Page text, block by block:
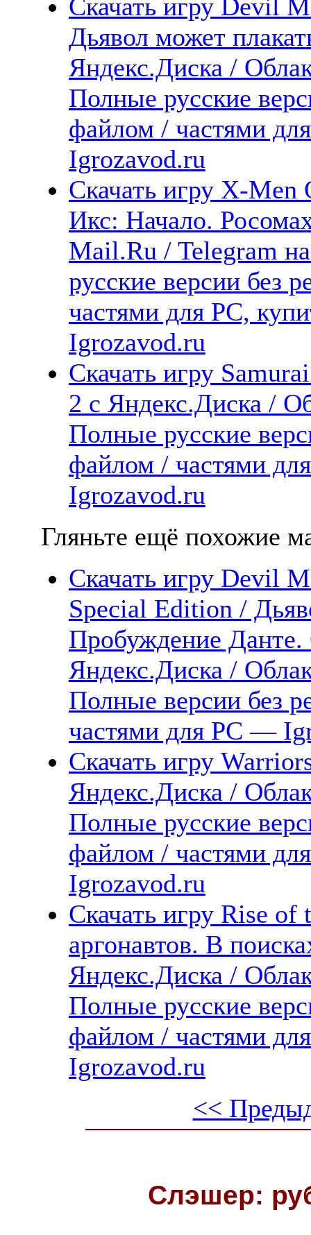
Скачать игру Devil
Дьявол может
Яндекс.Диска /
Полные русские
файлом / частями
Igrozavod.ru
Скачать игру X-
Икс: Начало.
Mail.Ru / Telegram
русские версии без
частями для PC,
Igrozavod.ru
Скачать игру
2 с Яндекс.Диска /
Полные русские
файлом / частями
Igrozavod.ru
Гляньте ещё похожие
Скачать игру Devil
Special Edition /
Пробуждение Данте.
Яндекс.Диска /
Полные версии без
частями для PC —
Скачать игру
Яндекс.Диска /
Полные русские
файлом / частями
Igrozavod.ru
Скачать игру Rise
аргонавтов. В
Яндекс.Диска /
Полные русские
файлом / частями
Igrozavod.ru
<<
Слэшер: